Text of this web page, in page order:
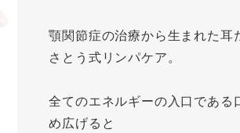
顎関節症の治療から生まれた耳
さとう式リンパケア。
全てのエネルギーの入口である
め広げると